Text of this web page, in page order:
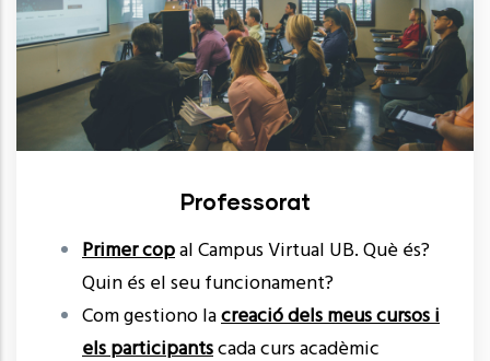
Professorat
Primer copal Campus Virtual UB. Què és?
Quin és el seu funcionament?
Com gestiono lacreació dels meus cursos i
els participantscada curs acadèmic